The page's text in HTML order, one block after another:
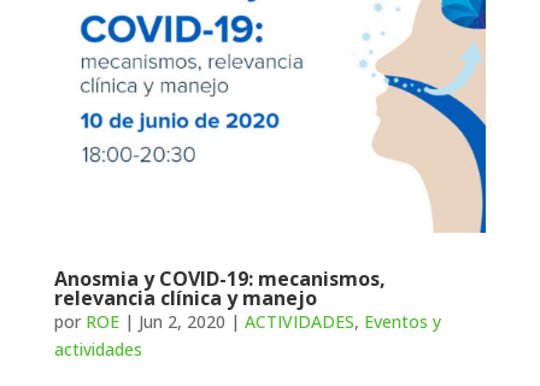
Anosmia y COVID-19: mecanismos,
relevancia clínica y manejo
por ROE| Jun 2, 2020 | ACTIVIDADES, Eventos y
actividades